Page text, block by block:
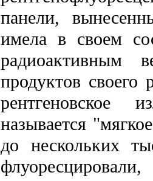
панели,
имела в своем
радиоактивным
продуктов своего
рентгеновское
называется
до нескольких